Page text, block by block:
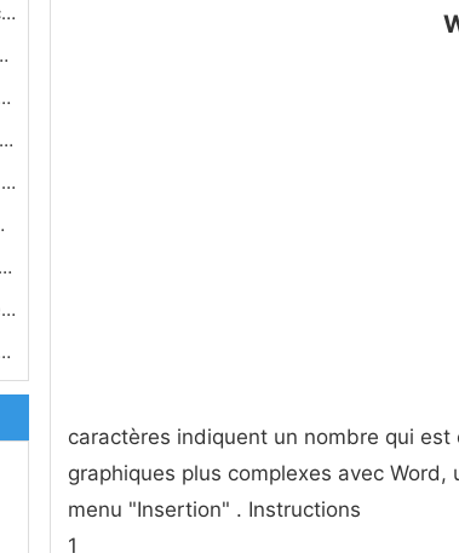
Comment garder la section précéden…
Word cl…
utiliser Microsof…
Comment insérer une liste déroulan…
Comment créer des documents sous Op…
Micr…
Comment faire pour vérifier et rép…
Comment faire pour convertir les fic…
vs. Microsoft Wo…
caractères indiquent un nombre qui
graphiques plus complexes avec
menu "Insertion" . Instructions
1